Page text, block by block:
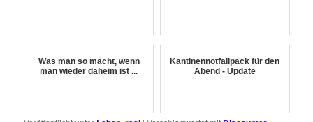
Was man so macht, wenn
man wieder daheim ist ...
Kantinennotfallpack für den
Abend - Update